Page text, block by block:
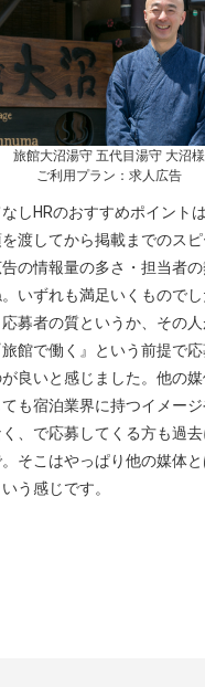
旅館大沼湯守 五代目湯守 大沼様
ご利用プラン：求人広告
しHRのおすすめポイント
渡してから掲載までのス
の情報量の多さ・担当者
いずれも満足いくもので
応募者の質というか、その
館で働く』という前提で
が良いと感じました。他の
ても宿泊業界に持つイメー
く、で応募してくる方も過
そこはやっぱり他の媒体
う感じです。